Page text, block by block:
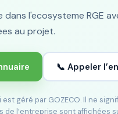
dans l'ecosysteme RGE
au projet.
📞 Appeler
géré par GOZECO. Il ne
l’entreprise sont affichées